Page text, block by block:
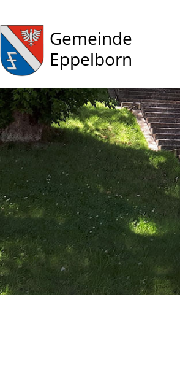
Gemeinde
Eppelborn